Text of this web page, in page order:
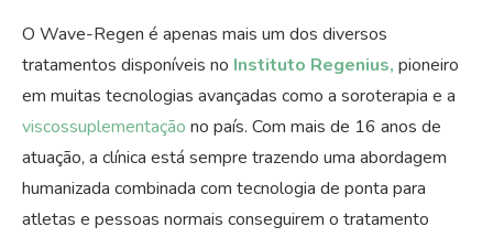
O Wave-Regen é apenas mais um dos diversos
tratamentos disponíveis no Instituto Regenius, pioneiro
em muitas tecnologias avançadas como a soroterapia e a
viscossuplementação no país. Com mais de 16 anos de
atuação, a clínica está sempre trazendo uma abordagem
humanizada combinada com tecnologia de ponta para
atletas e pessoas normais conseguirem o tratamento